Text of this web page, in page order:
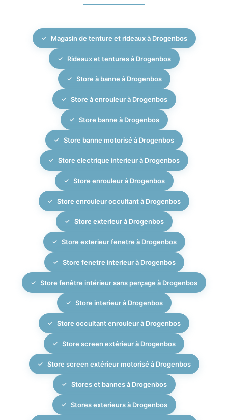
complet des moteurs et commandes. Un contrôle
projet, avec un service après-vente disponible en cas
de besoin.
extérieurs, tels que screens et stores bannes,
agissent comme une première barrière contre la
chaleur et les rayons du soleil avant qu’ils ne
pénètrent dans le bâtiment. MBM Interiors vous aide
à combiner ces différentes solutions électriques à
Drogenbos pour créer un ensemble cohérent,
esthétique et performant en termes de confort
thermique, acoustique et visuel.
Magasin de tenture et rideaux à Drogenbos
Rideaux et tentures à Drogenbos
Store à banne à Drogenbos
Store à enrouleur à Drogenbos
Store banne à Drogenbos
Store banne motorisé à Drogenbos
Store electrique interieur à Drogenbos
Store enrouleur à Drogenbos
Store enrouleur occultant à Drogenbos
Store exterieur à Drogenbos
Store exterieur fenetre à Drogenbos
Store fenetre interieur à Drogenbos
Store fenêtre intérieur sans perçage à Drogenbos
Store interieur à Drogenbos
Store occultant enrouleur à Drogenbos
Store screen extérieur à Drogenbos
Store screen extérieur motorisé à Drogenbos
Stores et bannes à Drogenbos
Stores exterieurs à Drogenbos